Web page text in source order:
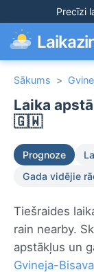
Precīzi
Sākums >
Laika
🇬🇼
Prognoze
Gada vidējie
Tiešraides
rain nearby.
apstākļus un
Gvineja-Bisava